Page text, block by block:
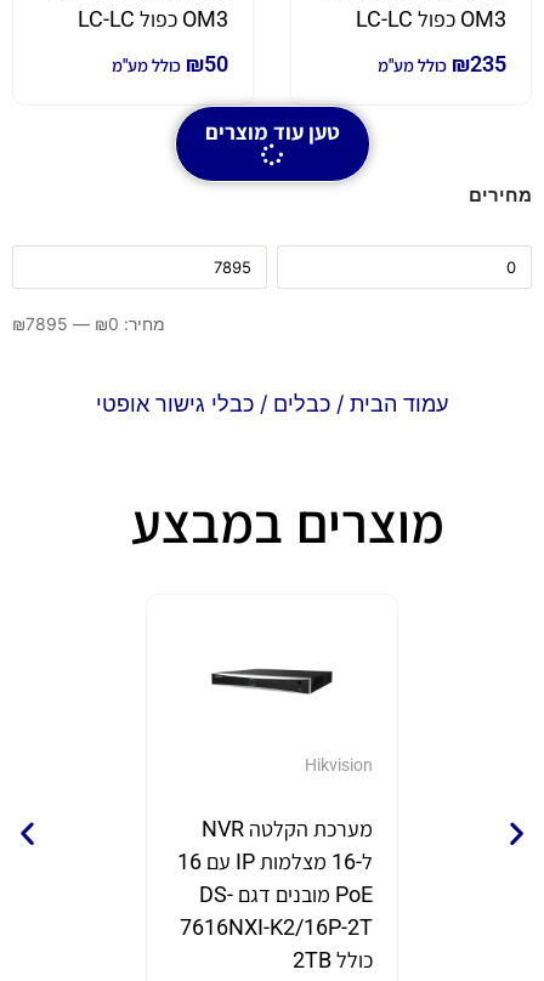
OM3 כפול LC-LC
באורך 50 מטר₪235 כולל מע"מ
OM3 כפול LC-LC
באורך 7 מטר
₪50 כולל מע"מ
טען עוד מוצרים
מחירים
מחיר: ₪0
—
₪7895
עמוד הבית / כבלים / כבלי גישור אופטי
מוצרים במבצע
Hikvision
מערכת הקלטה NVR
ל-16 מצלמות IP עם 16
PoE מובנים דגם DS-
7616NXI-K2/16P-2T
כולל 2TB